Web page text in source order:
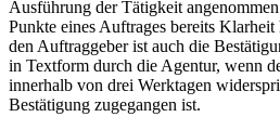
Ausführung der Tätigkeit
Punkte eines Auftrages bereits
den Auftraggeber ist auch die
in Textform durch die Agentur, wenn
innerhalb von drei Werktagen
Bestätigung zugegangen ist.